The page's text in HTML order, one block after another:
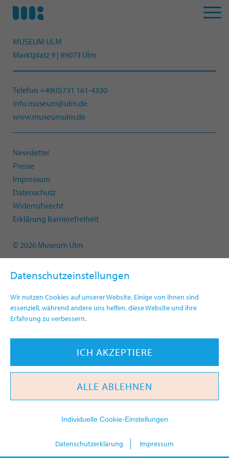
Datenschutzeinstellungen
Wir nutzen Cookies auf unserer Website. Einige von ihnen sind
essenziell, während andere uns helfen, diese Website und ihre
Erfahrung zu verbessern.
ICH AKZEPTIERE
ALLE ABLEHNEN
Individuelle Cookie-Einstellungen
Datenschutzerklärung Impressum
MUSEUM ULM
Marktplatz 9 | 89073 Ulm
Telefon +49(0)731 161-4330
info.museum@ulm.de
www.museumulm.de
Newsletter
Presse
Impressum
Datenschutz
Widerrufsrecht
Erklärung Barrierefreiheit
© 2026 Museum Ulm